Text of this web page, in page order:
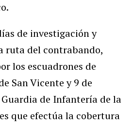
de investigación y
ruta del contrabando,
los escuadrones de
San Vicente y 9 de
de Infantería de la
que efectúa la cobertura